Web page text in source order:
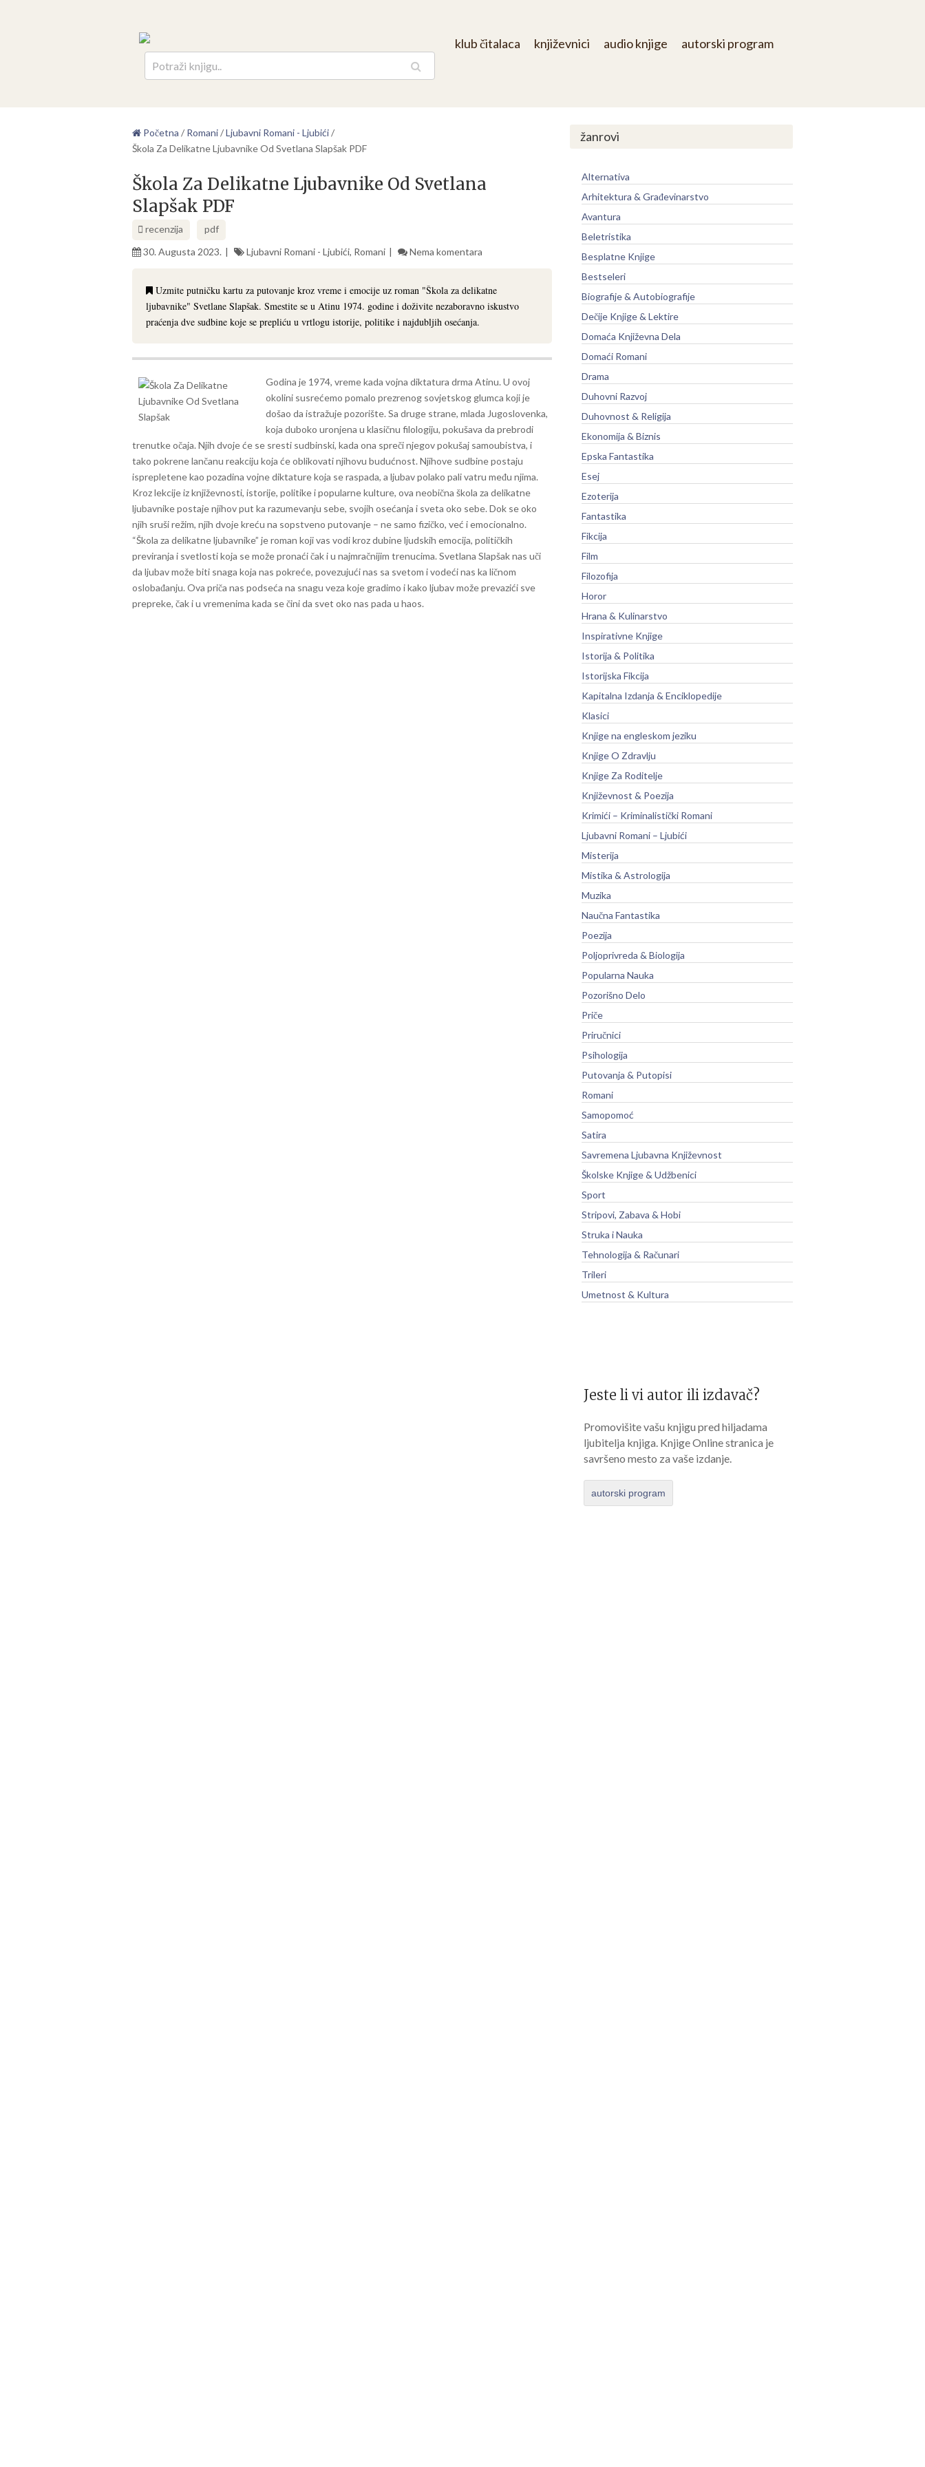
klub čitalaca književnici audio knjige autorski program
Početna / Romani/Ljubavni Romani - Ljubići/
Škola Za Delikatne Ljubavnike Od Svetlana Slapšak PDF
Škola Za Delikatne Ljubavnike Od Svetlana
Slapšak PDF
recenzija
pdf
30. Augusta 2023.
Ljubavni Romani - Ljubići, Romani Nema komentara
Uzmite putničku kartu za putovanje kroz vreme i emocije uz roman "Škola za delikatne
ljubavnike" Svetlane Slapšak. Smestite se u Atinu 1974. godine i doživite nezaboravno iskustvo
praćenja dve sudbine koje se prepliću u vrtlogu istorije, politike i najdubljih osećanja.
Godina je 1974, vreme kada vojna diktatura drma Atinu. U ovoj
okolini susrećemo pomalo prezrenog sovjetskog glumca koji je
došao da istražuje pozorište. Sa druge strane, mlada Jugoslovenka,
koja duboko uronjena u klasičnu filologiju, pokušava da prebrodi
trenutke očaja. Njih dvoje će se sresti sudbinski, kada ona spreči njegov pokušaj samoubistva, i
tako pokrene lančanu reakciju koja će oblikovati njihovu budućnost. Njihove sudbine postaju
isprepletene kao pozadina vojne diktature koja se raspada, a ljubav polako pali vatru među njima.
Kroz lekcije iz književnosti, istorije, politike i popularne kulture, ova neobična škola za delikatne
ljubavnike postaje njihov put ka razumevanju sebe, svojih osećanja i sveta oko sebe. Dok se oko
njih sruši režim, njih dvoje kreću na sopstveno putovanje – ne samo fizičko, već i emocionalno.
“Škola za delikatne ljubavnike” je roman koji vas vodi kroz dubine ljudskih emocija, političkih
previranja i svetlosti koja se može pronaći čak i u najmračnijim trenucima. Svetlana Slapšak nas uči
da ljubav može biti snaga koja nas pokreće, povezujući nas sa svetom i vodeći nas ka ličnom
oslobađanju. Ova priča nas podseća na snagu veza koje gradimo i kako ljubav može prevazići sve
prepreke, čak i u vremenima kada se čini da svet oko nas pada u haos.
žanrovi
Alternativa
Arhitektura & Građevinarstvo
Avantura
Beletristika
Besplatne Knjige
Bestseleri
Biografije & Autobiografije
Dečije Knjige & Lektire
Domaća Književna Dela
Domaći Romani
Drama
Duhovni Razvoj
Duhovnost & Religija
Ekonomija & Biznis
Epska Fantastika
Esej
Ezoterija
Fantastika
Fikcija
Film
Filozofija
Horor
Hrana & Kulinarstvo
Inspirativne Knjige
Istorija & Politika
Istorijska Fikcija
Kapitalna Izdanja & Enciklopedije
Klasici
Knjige na engleskom jeziku
Knjige O Zdravlju
Knjige Za Roditelje
Književnost & Poezija
Krimići – Kriminalistički Romani
Ljubavni Romani – Ljubići
Misterija
Mistika & Astrologija
Muzika
Naučna Fantastika
Poezija
Poljoprivreda & Biologija
Popularna Nauka
Pozorišno Delo
Priče
Priručnici
Psihologija
Putovanja & Putopisi
Romani
Samopomoć
Satira
Savremena Ljubavna Književnost
Školske Knjige & Udžbenici
Sport
Stripovi, Zabava & Hobi
Struka i Nauka
Tehnologija & Računari
Trileri
Umetnost & Kultura
Jeste li vi autor ili izdavač?
Promovišite vašu knjigu pred hiljadama
ljubitelja knjiga. Knjige Online stranica je
savršeno mesto za vaše izdanje.
autorski program